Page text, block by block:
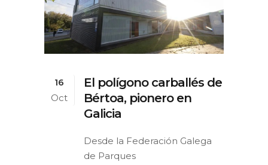
16
Oct
El polígono carballés de
Bértoa, pionero en
Galicia
Desde la Federación Galega
de Parques